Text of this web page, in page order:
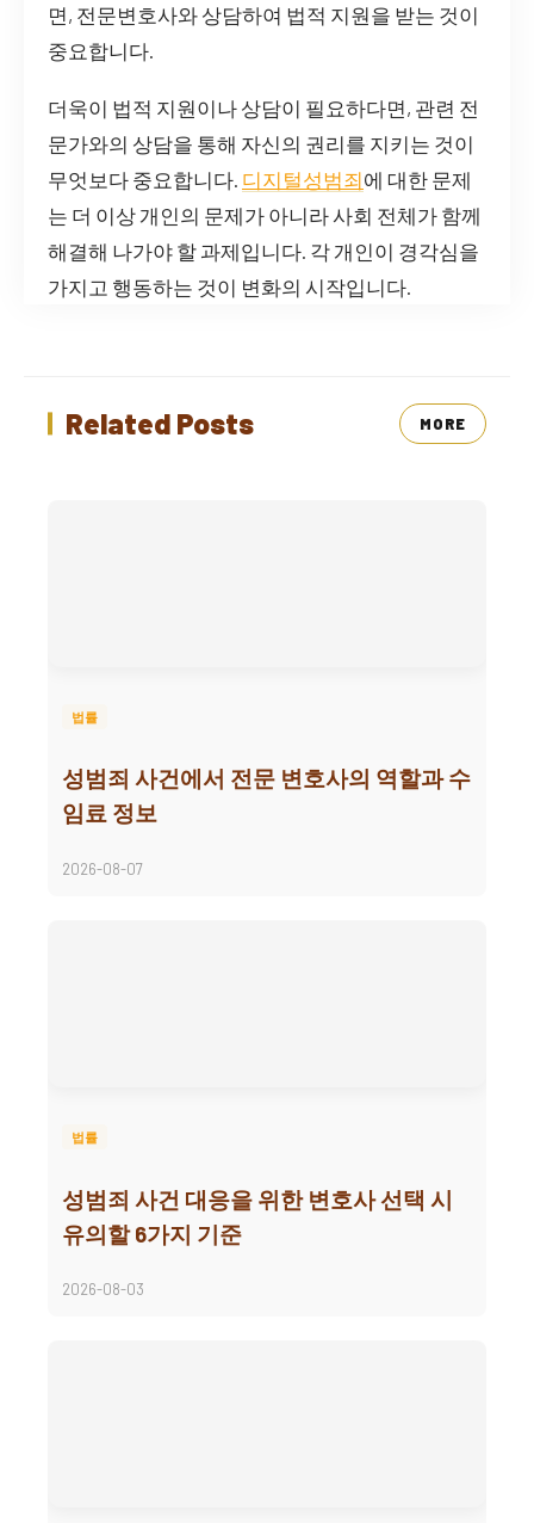
면, 전문변호사와 상담하여 법적 지원을 받는 것이
중요합니다.
더욱이 법적 지원이나 상담이 필요하다면, 관련 전
문가와의 상담을 통해 자신의 권리를 지키는 것이
무엇보다 중요합니다. 디지털성범죄에 대한 문제
는 더 이상 개인의 문제가 아니라 사회 전체가 함께
해결해 나가야 할 과제입니다. 각 개인이 경각심을
가지고 행동하는 것이 변화의 시작입니다.
Related Posts MORE
법률
성범죄 사건에서 전문 변호사의 역할과 수
임료 정보
2026-08-07
법률
성범죄 사건 대응을 위한 변호사 선택 시
유의할 6가지 기준
2026-08-03